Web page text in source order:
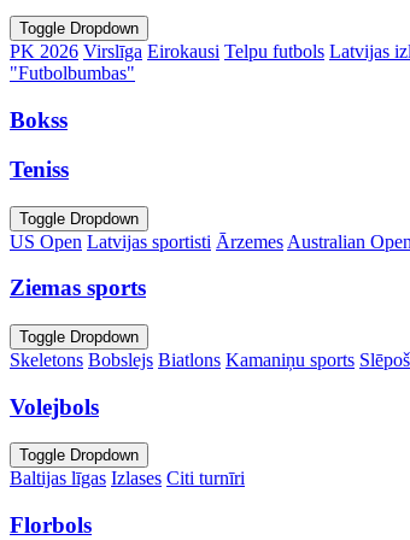
Toggle Dropdown
PK 2026 Virslīga Eirokausi Telpu futbols Latvijas
"Futbolbumbas"
Bokss
Teniss
Toggle Dropdown
US Open Latvijas sportisti Ārzemes Australian Open
Ziemas sports
Toggle Dropdown
Skeletons Bobslejs Biatlons Kamaniņu sports
Volejbols
Toggle Dropdown
Baltijas līgas Izlases Citi turnīri
Florbols